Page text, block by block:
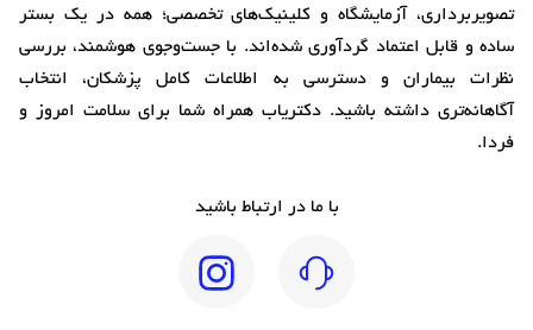
تصویربرداری، آزمایشگاه و کلینیک‌های تخصصی؛ همه در یک بستر
ساده و قابل اعتماد گردآوری شده‌اند. با جست‌وجوی هوشمند، بررسی
نظرات بیماران و دسترسی به اطلاعات کامل پزشکان، انتخاب
آگاهانه‌تری داشته باشید. دکتریاب همراه شما برای سلامت امروز و
فردا.
با ما در ارتباط باشید